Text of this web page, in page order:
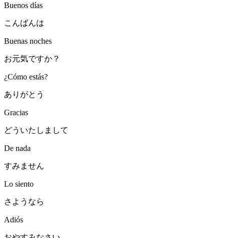
Buenos días
こんばんは
Buenas noches
お元気ですか？
¿Cómo estás?
ありがとう
Gracias
どういたしまして
De nada
すみません
Lo siento
さようなら
Adiós